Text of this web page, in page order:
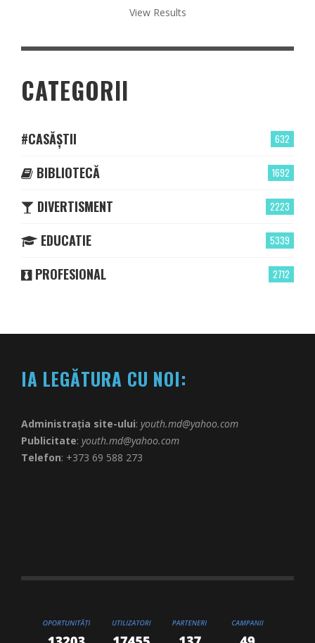
View Results
CATEGORII
632
#CASĂȘTII
1692
BIBLIOTECĂ
2223
DIVERTISMENT
5339
EDUCATIE
2712
PROFESIONAL
IA LEGĂTURA CU NOI:
Administrația site-ului: youth.md@yahoo.com
Publicitate: youth.md@yahoo.com
Telefon: +373 69 588 273